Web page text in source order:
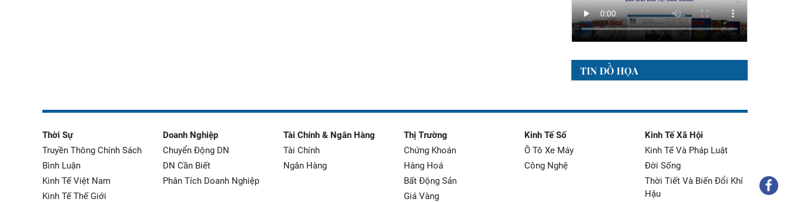
TIN ĐỒ HỌA
Thời Sự
Truyền Thông Chính Sách
Bình Luận
Kinh Tế Việt Nam
Kinh Tế Thế Giới
Doanh Nghiệp
Chuyển Động DN
DN Cần Biết
Phân Tích Doanh Nghiệp
Tài Chính & Ngân Hàng
Tài Chính
Ngân Hàng
Thị Trường
Chứng Khoán
Hàng Hoá
Bất Động Sản
Giá Vàng
Kinh Tế Số
Ô Tô Xe Máy
Công Nghệ
Kinh Tế Xã Hội
Kinh Tế Và Pháp Luật
Đời Sống
Thời Tiết Và Biến Đổi Khí
Hậu